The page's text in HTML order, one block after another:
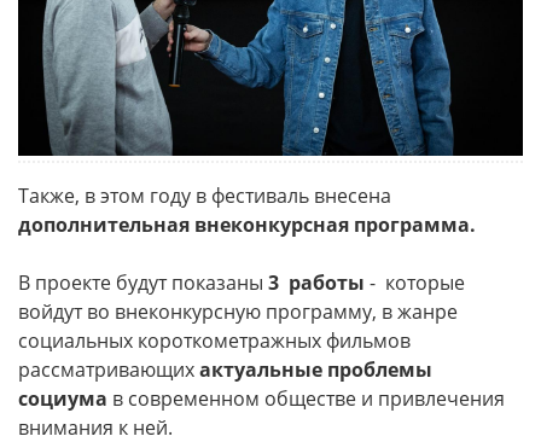
Также, в этом году в фестиваль внесена
дополнительная внеконкурсная программа.
В проекте будут показаны 3 работы - которые
войдут во внеконкурсную программу, в жанре
социальных короткометражных фильмов
рассматривающихактуальные проблемы
социума в современном обществе и привлечения
внимания к ней.